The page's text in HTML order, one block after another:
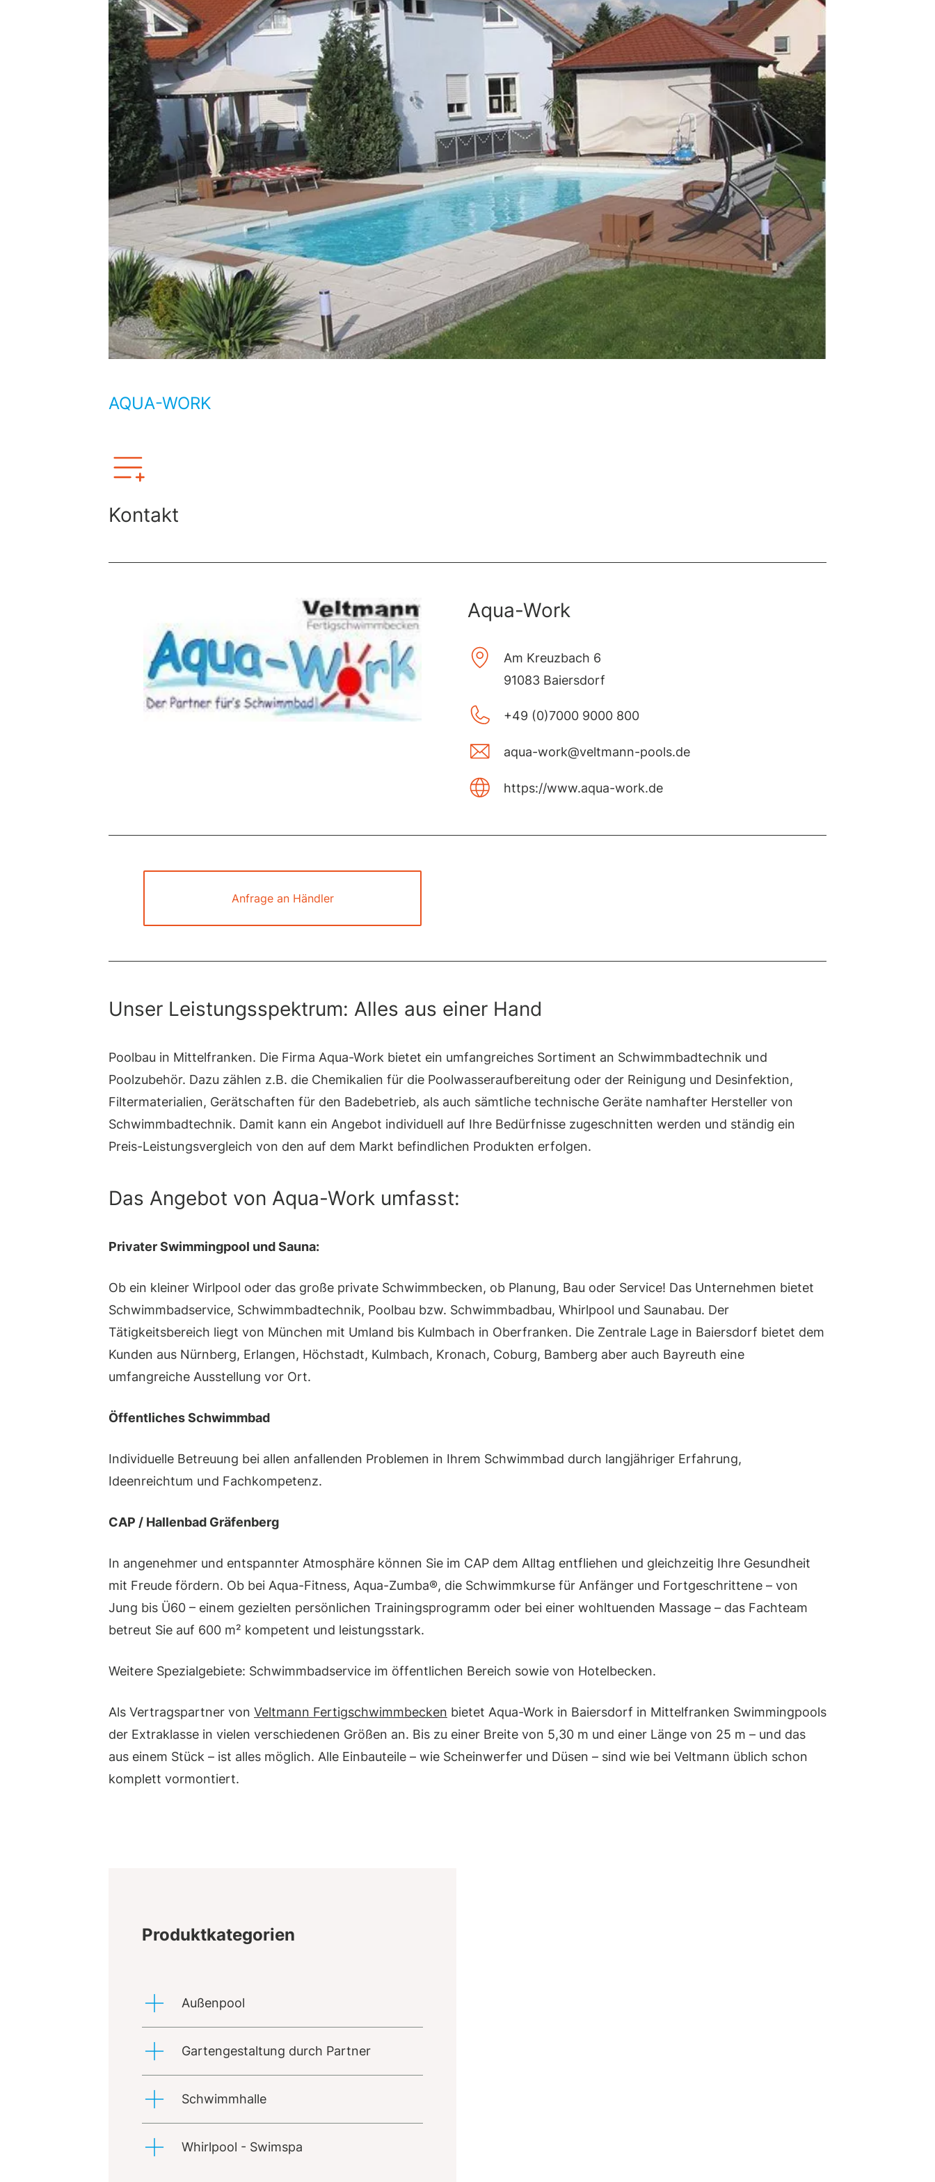
AQUA-WORK
Kontakt
Aqua-Work
Am Kreuzbach 6
91083 Baiersdorf
+49 (0)7000 9000 800
aqua-work@veltmann-pools.de
https://www.aqua-work.de
Anfrage an Händler
Unser Leistungsspektrum: Alles aus einer Hand
Poolbau in Mittelfranken. Die Firma Aqua-Work bietet ein umfangreiches Sortiment an Schwimmbadtechnik und
Poolzubehör. Dazu zählen z.B. die Chemikalien für die Poolwasseraufbereitung oder der Reinigung und Desinfektion,
Filtermaterialien, Gerätschaften für den Badebetrieb, als auch sämtliche technische Geräte namhafter Hersteller von
Schwimmbadtechnik. Damit kann ein Angebot individuell auf Ihre Bedürfnisse zugeschnitten werden und ständig ein
Preis-Leistungsvergleich von den auf dem Markt befindlichen Produkten erfolgen.
Das Angebot von Aqua-Work umfasst:
Privater Swimmingpool und Sauna:
Ob ein kleiner Wirlpool oder das große private Schwimmbecken, ob Planung, Bau oder Service! Das Unternehmen bietet
Schwimmbadservice, Schwimmbadtechnik, Poolbau bzw. Schwimmbadbau, Whirlpool und Saunabau. Der
Tätigkeitsbereich liegt von München mit Umland bis Kulmbach in Oberfranken. Die Zentrale Lage in Baiersdorf bietet dem
Kunden aus Nürnberg, Erlangen, Höchstadt, Kulmbach, Kronach, Coburg, Bamberg aber auch Bayreuth eine
umfangreiche Ausstellung vor Ort.
Öffentliches Schwimmbad
Individuelle Betreuung bei allen anfallenden Problemen in Ihrem Schwimmbad durch langjähriger Erfahrung,
Ideenreichtum und Fachkompetenz.
CAP / Hallenbad Gräfenberg
In angenehmer und entspannter Atmosphäre können Sie im CAP dem Alltag entfliehen und gleichzeitig Ihre Gesundheit
mit Freude fördern. Ob bei Aqua-Fitness, Aqua-Zumba®, die Schwimmkurse für Anfänger und Fortgeschrittene – von
Jung bis Ü60 – einem gezielten persönlichen Trainingsprogramm oder bei einer wohltuenden Massage – das Fachteam
betreut Sie auf 600 m² kompetent und leistungsstark.
Weitere Spezialgebiete: Schwimmbadservice im öffentlichen Bereich sowie von Hotelbecken.
Als Vertragspartner von Veltmann Fertigschwimmbecken bietet Aqua-Work in Baiersdorf in Mittelfranken Swimmingpools
der Extraklasse in vielen verschiedenen Größen an. Bis zu einer Breite von 5,30 m und einer Länge von 25 m – und das
aus einem Stück – ist alles möglich. Alle Einbauteile – wie Scheinwerfer und Düsen – sind wie bei Veltmann üblich schon
komplett vormontiert.
Produktkategorien
Außenpool
Gartengestaltung durch Partner
Schwimmhalle
Whirlpool - Swimspa